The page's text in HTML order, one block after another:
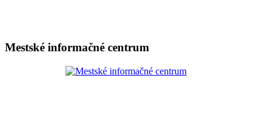
Mestské informačné centrum